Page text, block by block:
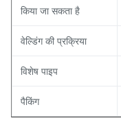
किया जा सकता है
वेल्डिंग की प्रक्रिया
विशेष पाइप
पैकिंग